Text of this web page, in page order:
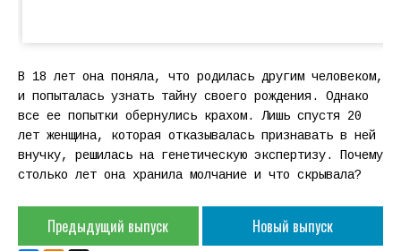
В 18 лет она поняла, что родилась другим человеком,
и попыталась узнать тайну своего рождения. Однако
все ее попытки обернулись крахом. Лишь спустя 20
лет женщина, которая отказывалась признавать в ней
внучку, решилась на генетическую экспертизу. Почему
столько лет она хранила молчание и что скрывала?
Предыдущий выпуск Новый выпуск